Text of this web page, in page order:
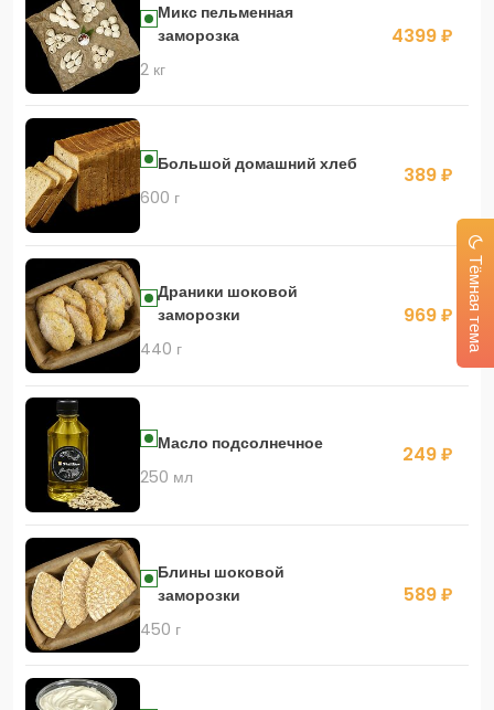
Микс пельменная
заморозка
2 кг
4399 ₽
Большой домашний хлеб
600 г
389 ₽
Драники шоковой
заморозки
440 г
969 ₽
Масло подсолнечное
250 мл
249 ₽
Блины шоковой
заморозки
450 г
589 ₽
Тёмная тема